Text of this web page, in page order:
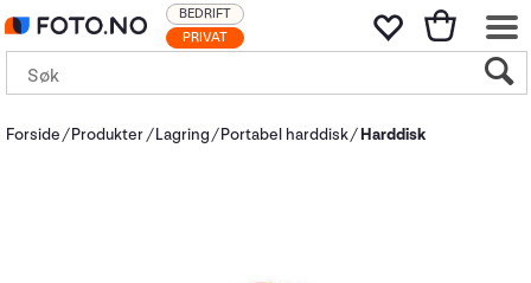
PRIVAT
BEDRIFT
Forside Produkter Lagring Portabel harddisk Harddisk